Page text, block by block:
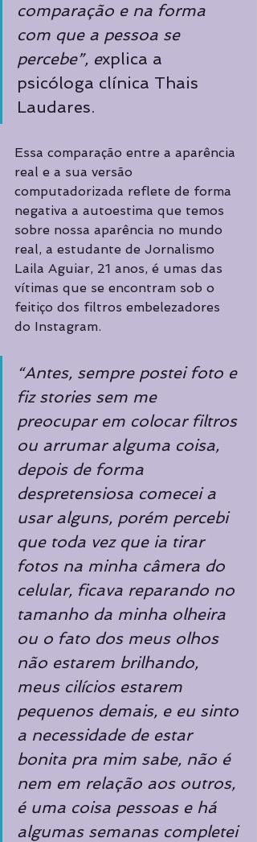
comparação e na forma
com que a pessoa se
percebe”, explica a
psicóloga clínica Thais
Laudares.
Essa comparação entre a aparência
real e a sua versão
computadorizada reflete de forma
negativa a autoestima que temos
sobre nossa aparência no mundo
real, a estudante de Jornalismo
Laila Aguiar, 21 anos, é umas das
vítimas que se encontram sob o
feitiço dos filtros embelezadores
do Instagram.
“Antes, sempre postei foto e
fiz stories sem me
preocupar em colocar filtros
ou arrumar alguma coisa,
depois de forma
despretensiosa comecei a
usar alguns, porém percebi
que toda vez que ia tirar
fotos na minha câmera do
celular, ficava reparando no
tamanho da minha olheira
ou o fato dos meus olhos
não estarem brilhando,
meus cilícios estarem
pequenos demais, e eu sinto
a necessidade de estar
bonita pra mim sabe, não é
nem em relação aos outros,
é uma coisa pessoas e há
algumas semanas completei